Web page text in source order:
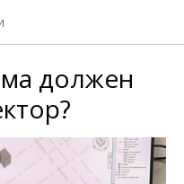
должен